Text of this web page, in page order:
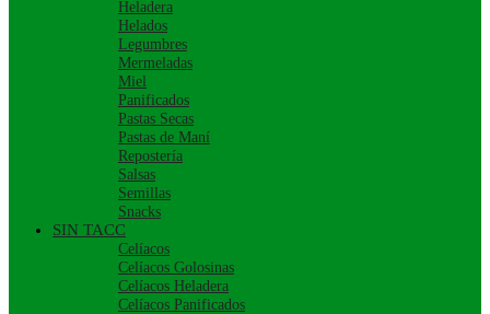
Heladera
Helados
Legumbres
Mermeladas
Miel
Panificados
Pastas Secas
Pastas de Maní
Repostería
Salsas
Semillas
Snacks
SIN TACC
Celíacos
Celíacos Golosinas
Celíacos Heladera
Celíacos Panificados